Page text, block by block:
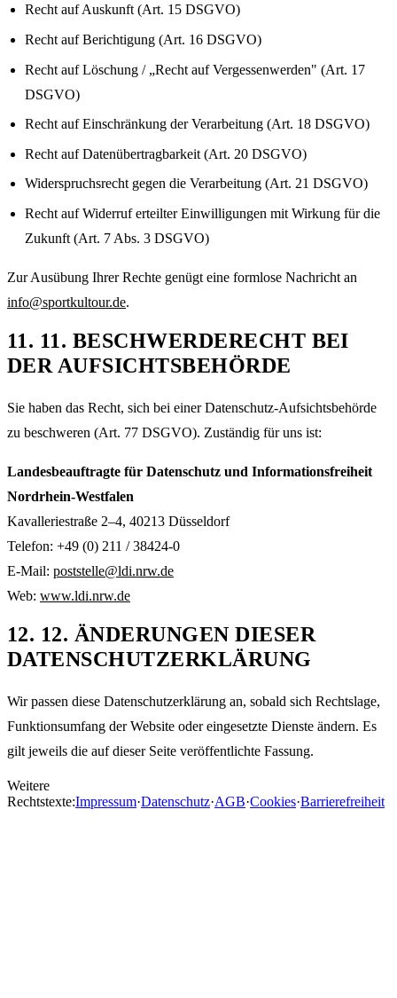
Recht auf Auskunft (Art. 15 DSGVO)
Recht auf Berichtigung (Art. 16 DSGVO)
Recht auf Löschung / „Recht auf Vergessenwerden" (Art. 17
DSGVO)
Recht auf Einschränkung der Verarbeitung (Art. 18 DSGVO)
Recht auf Datenübertragbarkeit (Art. 20 DSGVO)
Widerspruchsrecht gegen die Verarbeitung (Art. 21 DSGVO)
Recht auf Widerruf erteilter Einwilligungen mit Wirkung für die
Zukunft (Art. 7 Abs. 3 DSGVO)
Zur Ausübung Ihrer Rechte genügt eine formlose Nachricht an
info@sportkultour.de.
11. 11. BESCHWERDERECHT BEI
DER AUFSICHTSBEHÖRDE
Sie haben das Recht, sich bei einer Datenschutz-Aufsichtsbehörde
zu beschweren (Art. 77 DSGVO). Zuständig für uns ist:
Landesbeauftragte für Datenschutz und Informationsfreiheit
Nordrhein-Westfalen
Kavalleriestraße 2–4, 40213 Düsseldorf
Telefon: +49 (0) 211 / 38424-0
E-Mail: poststelle@ldi.nrw.de
Web: www.ldi.nrw.de
12. 12. ÄNDERUNGEN DIESER
DATENSCHUTZERKLÄRUNG
Wir passen diese Datenschutzerklärung an, sobald sich Rechtslage,
Funktionsumfang der Website oder eingesetzte Dienste ändern. Es
gilt jeweils die auf dieser Seite veröffentlichte Fassung.
Weitere
Rechtstexte:Impressum·Datenschutz·AGB·Cookies·Barrierefreiheit